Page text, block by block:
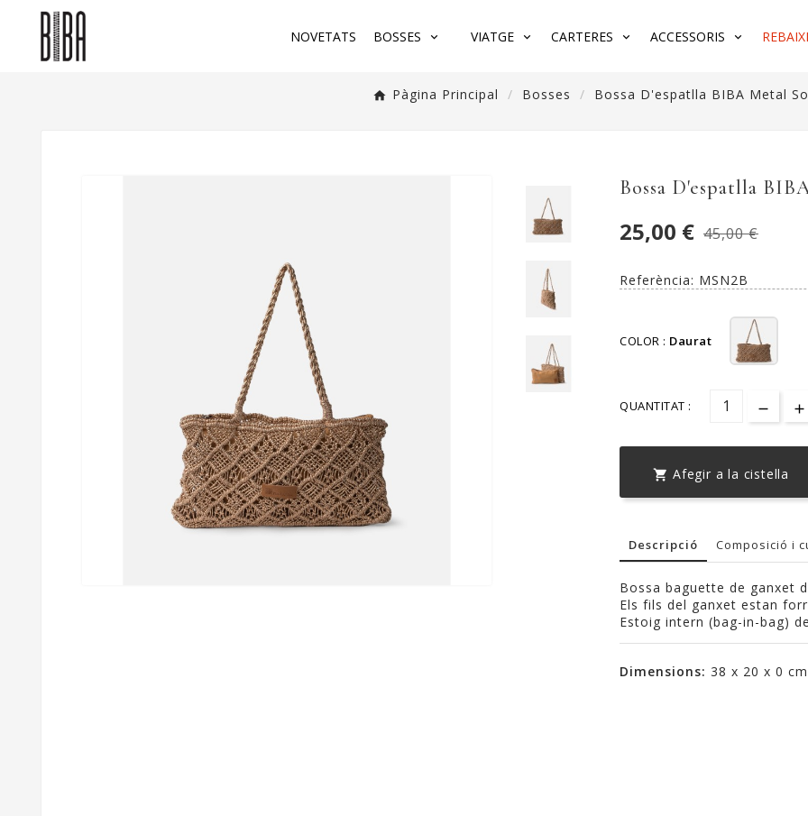
NOVETATS BOSSES VIATGE CARTERES ACCESSORIS
Pàgina Principal Bosses Bossa D'espatlla BIBA Metal
Bossa D'espatlla
25,00 € 45,00 €
Referència: MSN2B
COLOR : Daurat
QUANTITAT :
 Afegir a la cistella
Descripció Composició i
Bossa baguette de ganxet
Els fils del ganxet estan
Estoig intern (bag-in-bag)
Dimensions: 38 x 20 x 0 cm